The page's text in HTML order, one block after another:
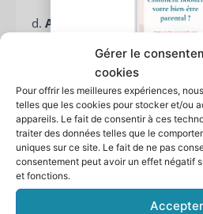
Gérer le
cookies
Pour offrir les meilleures expériences,
telles que les cookies pour stocker et/ou
appareils. Le fait de consentir à ces
traiter des données telles que le
uniques sur ce site. Le fait de ne pas
consentement peut avoir un effet négatif
et fonctions.
Accepter
d. Activité physique
:
Selon une étude de l’Université
l’activité physique peut aider à
améliorer l’humeur.Trouver
physiques que vous pouvez
enfants, comme le vélo, la
peut être une excellente
plus d’exercice dans votre
Comment
bien-être
Recevez 5 pistes
guide pas à pas
Laissez moi votre
votre
Votre